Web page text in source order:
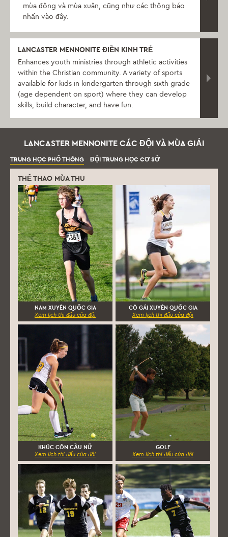
mùa đông và mùa xuân, cũng như các thông báo
nhấn vào đây.
LANCASTER MENNONITE ĐIỀN KINH TRẺ
Enhances youth ministries through athletic activities
within the Christian community. A variety of sports
available for kids in kindergarten through sixth grade
(age dependent on sport) where they can develop
skills, build character, and have fun.
LANCASTER MENNONITE CÁC ĐỘI VÀ MÙA GIẢI
TRUNG HỌC PHỔ THÔNG ĐỘI TRUNG HỌC CƠ SỞ
THỂ THAO MÙA THU
NAM XUYÊN QUỐC GIA
Xem lịch thi đấu của đội
CÔ GÁI XUYÊN QUỐC GIA
Xem lịch thi đấu của đội
KHÚC CÔN CẦU NỮ
Xem lịch thi đấu của đội
GOLF
Xem lịch thi đấu của đội